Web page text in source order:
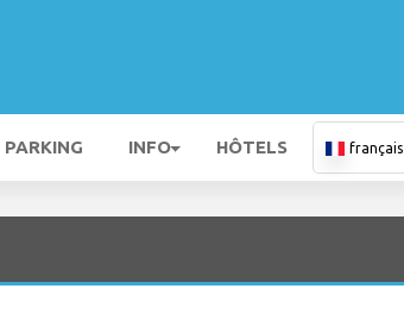
PARKING INFO HÔTELS français